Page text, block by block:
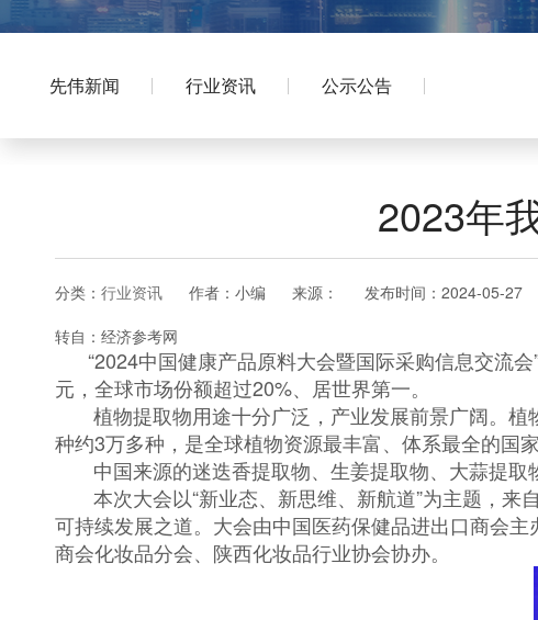
先伟新闻 行业资讯 公示公告
2023年
分类：行业资讯 作者：小编 来源： 发布时间：2024-05-27
转自：经济参考网
“2024中国健康产品原料大会暨国际采购信息交流
元，全球市场份额超过20%、居世界第一。
植物提取物用途十分广泛，产业发展前景广阔。植
种约3万多种，是全球植物资源最丰富、体系最全的国家
中国来源的迷迭香提取物、生姜提取物、大蒜提取
本次大会以“新业态、新思维、新航道”为主题，来
可持续发展之道。大会由中国医药保健品进出口商会
商会化妆品分会、陕西化妆品行业协会协办。